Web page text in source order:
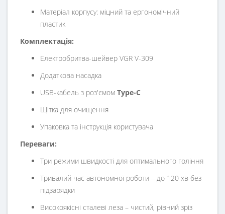
Матеріал корпусу: міцний та ергономічний
пластик
Комплектація:
Електробритва-шейвер VGR V-309
Додаткова насадка
USB-кабель з роз'ємом Type-C
Щітка для очищення
Упаковка та інструкція користувача
Переваги:
Три режими швидкості для оптимального гоління
Тривалий час автономної роботи – до 120 хв без
підзарядки
Високоякісні сталеві леза – чистий, рівний зріз